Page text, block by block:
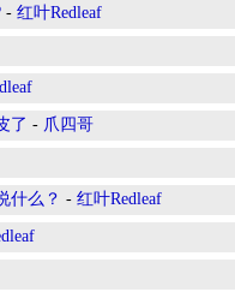
- 红叶Redleaf
了 - 爪四哥
什么？ - 红叶Redleaf